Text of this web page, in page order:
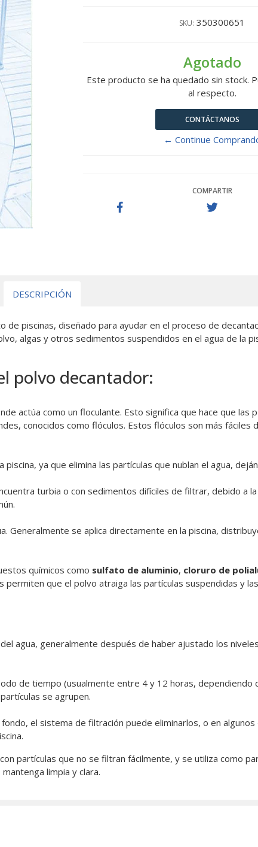
SKU: 350300651
Agotado
Este producto se ha quedado sin stock.
al respecto.
CONTÁCTANOS
← Continue
COMPARTIR
DESCRIPCIÓN
piscinas, diseñado para ayudar en el proceso de
algas y otros sedimentos suspendidos en el agua de la
polvo decantador:
actúa como un floculante. Esto significa que hace que las
conocidos como flóculos. Estos flóculos son más fáciles
ya que elimina las partículas que nublan el agua,
turbia o con sedimentos difíciles de filtrar, debido a
Generalmente se aplica directamente en la piscina,
químicos como sulfato de aluminio, cloruro de
que el polvo atraiga las partículas suspendidas y
agua, generalmente después de haber ajustado los
de tiempo (usualmente entre 4 y 12 horas, dependiendo
se agrupen.
el sistema de filtración puede eliminarlos, o en
partículas que no se filtran fácilmente, y se utiliza como
limpia y clara.